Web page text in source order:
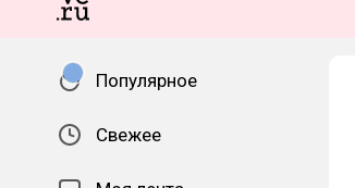
Популярное
Свежее